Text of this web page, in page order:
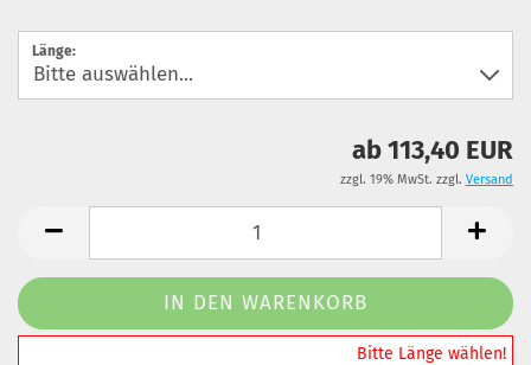
Länge:
ab 113,40 EUR
zzgl. 19% MwSt. zzgl. Versand
️️️️️Bitte Länge wählen!